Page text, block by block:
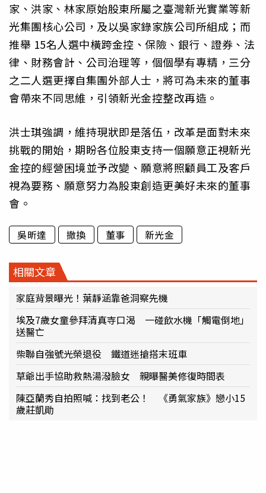
家、洪家、林家原始股東所屬之臺灣新光實業等新
光集團核心公司，及以吳家錄家族公司所組成；而
推舉 15名人選中橫跨金控、保險、銀行、證券、法
律、財務會計、公司治理等，個個學有專精，三分
之二人選更擇自集團外部人士，將可為未來的董事
會帶來不同思維，引領新光金控整改再造。
洪士琪強調，維持現狀即是落伍，改革是面對未來
挑戰的開始，期盼各位股東支持一個願意正視新光
金控的經營困境並予改變、願意將照顧員工及客戶
視為要務、願意努力為股東創造更美好未來的董事
會。
吳昕達 撤換 董事 新光金
相關文章
家庭背景曝光！葉靜涵靠爸洞察先機
埃及7歲女童參拜清真寺口渴 一碰飲水機「觸電倒地」
送醫亡
柴聯自強號光榮退役 鐵道迷搶搭末班車
草爺出手協助救熱湯潑臉女 親曝醫美修復時間表
陳亞蘭秀自拍照喊：找到老公！ 《勇氣家族》戀小15
歲莊凱勛